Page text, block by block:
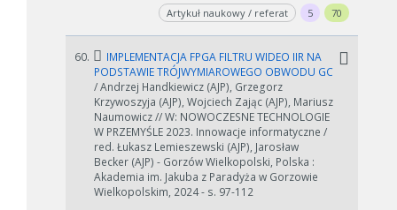
Artykuł naukowy / referat 5 70
60.
IMPLEMENTACJA FPGA FILTRU WIDEO IIR NA
PODSTAWIE TRÓJWYMIAROWEGO OBWODU GC
/ Andrzej Handkiewicz (AJP), Grzegorz
Krzywoszyja (AJP), Wojciech Zając (AJP), Mariusz
Naumowicz // W: NOWOCZESNE TECHNOLOGIE
W PRZEMYŚLE 2023. Innowacje informatyczne /
red. Łukasz Lemieszewski (AJP), Jarosław
Becker (AJP) - Gorzów Wielkopolski, Polska :
Akademia im. Jakuba z Paradyża w Gorzowie
Wielkopolskim, 2024 - s. 97-112